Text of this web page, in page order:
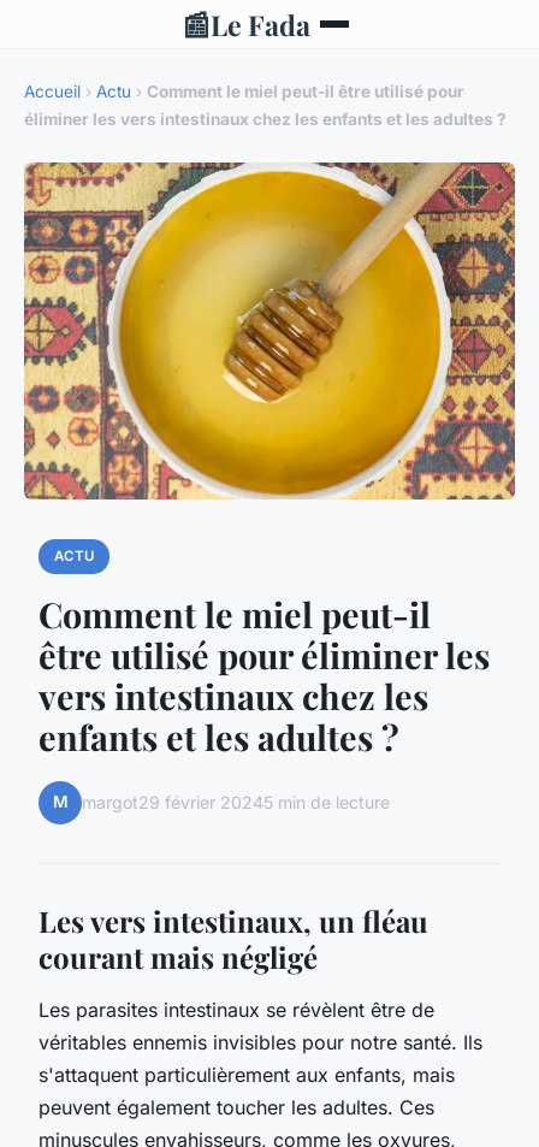
📰Le Fada
Accueil › Actu › Comment le miel peut-il être utilisé pour
éliminer les vers intestinaux chez les enfants et les adultes ?
ACTU
Comment le miel peut-il
être utilisé pour éliminer les
vers intestinaux chez les
enfants et les adultes ?
M margot29 février 20245 min de lecture
Les vers intestinaux, un fléau
courant mais négligé
Les parasites intestinaux se révèlent être de
véritables ennemis invisibles pour notre santé. Ils
s'attaquent particulièrement aux enfants, mais
peuvent également toucher les adultes. Ces
minuscules envahisseurs, comme les oxyures,